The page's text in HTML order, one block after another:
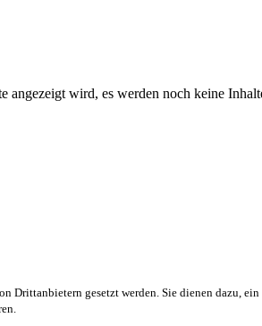
angezeigt wird, es werden noch keine
Drittanbietern gesetzt werden. Sie dienen dazu, ein